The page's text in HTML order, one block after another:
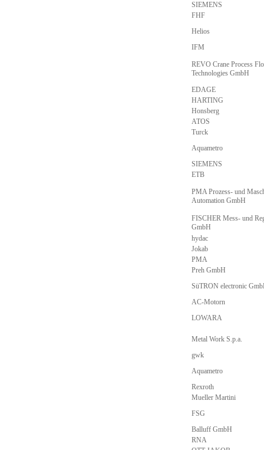
SIEMENS
FHF
Helios
IFM
REVO Crane Process
Technologies GmbH
EDAGE
HARTING
Honsberg
ATOS
Turck
Aquametro
SIEMENS
ETB
PMA Prozess- und
Automation GmbH
FISCHER Mess- und
GmbH
hydac
Jokab
PMA
Preh GmbH
SüTRON electronic
AC-Motorn
LOWARA
Metal Work S.p.a.
gwk
Aquametro
Rexroth
Mueller Martini
FSG
Balluff GmbH
RNA